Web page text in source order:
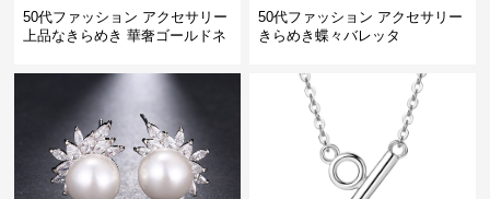
50代ファッション アクセサリー
上品なきらめき 華奢ゴールドネ
50代ファッション アクセサリー
きらめき蝶々バレッタ